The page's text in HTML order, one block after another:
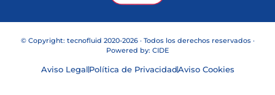
© Copyright: tecnofluid 2020-2026 · Todos los derechos reservados ·
Powered by: CIDE
Aviso Legal Política de PrivacidadAviso Cookies